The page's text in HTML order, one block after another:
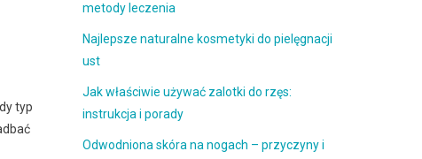
typ
metody leczenia
Najlepsze naturalne kosmetyki do pielęgnacji
ust
Jak właściwie używać zalotki do rzęs:
instrukcja i porady
Odwodniona skóra na nogach – przyczyny i